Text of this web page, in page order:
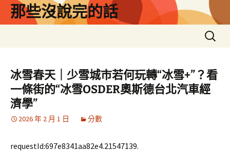
那些沒說完的話
搜
尋
鍵
字:
冰雪春天｜少雪城市若何玩轉“冰雪+”？看
一條街的“冰雪OSDER奧斯德台北汽車經
濟學”
2026 年 2 月 1 日 分數
requestId:697e8341aa82e4.21547139.